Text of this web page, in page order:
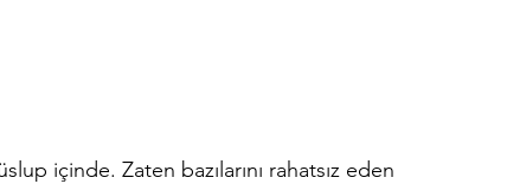
içinde. Zaten bazılarını rahatsız eden